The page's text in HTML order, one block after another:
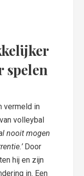
spelen
vermeld in
volleybal
nooit mogen
Door
hij en zijn
in. Een